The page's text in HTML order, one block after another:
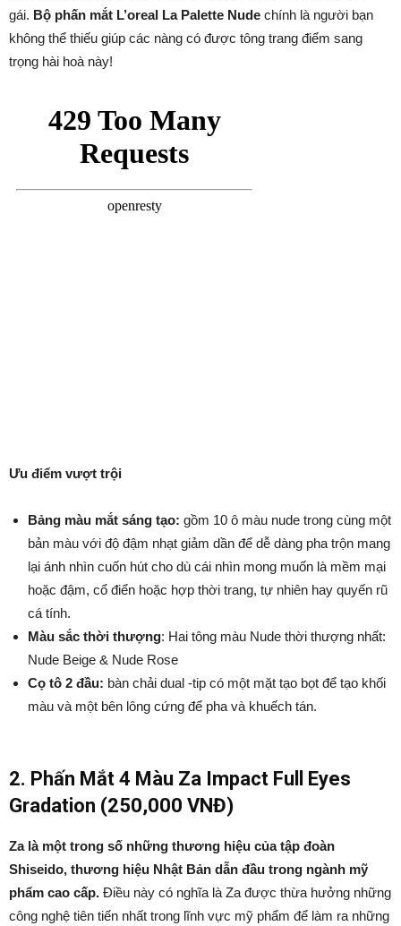
gái. Bộ phấn mắt L’oreal La Palette Nude chính là người bạn
không thể thiếu giúp các nàng có được tông trang điểm sang
trọng hài hoà này!
Ưu điểm vượt trội
Bảng màu mắt sáng tạo: gồm 10 ô màu nude trong cùng một
bản màu với độ đậm nhạt giảm dần để dễ dàng pha trộn mang
lại ánh nhìn cuốn hút cho dù cái nhìn mong muốn là mềm mại
hoặc đậm, cổ điển hoặc hợp thời trang, tự nhiên hay quyến rũ
cá tính.
Màu sắc thời thượng: Hai tông màu Nude thời thượng nhất:
Nude Beige & Nude Rose
Cọ tô 2 đầu: bàn chải dual -tip có một mặt tạo bọt để tạo khối
màu và một bên lông cứng để pha và khuếch tán.
2. Phấn Mắt 4 Màu Za Impact Full Eyes
Gradation (250,000 VNĐ)
Za là một trong số những thương hiệu của tập đoàn
Shiseido, thương hiệu Nhật Bản dẫn đầu trong ngành mỹ
phẩm cao cấp. Điều này có nghĩa là Za được thừa hưởng những
công nghệ tiên tiến nhất trong lĩnh vực mỹ phẩm để làm ra những